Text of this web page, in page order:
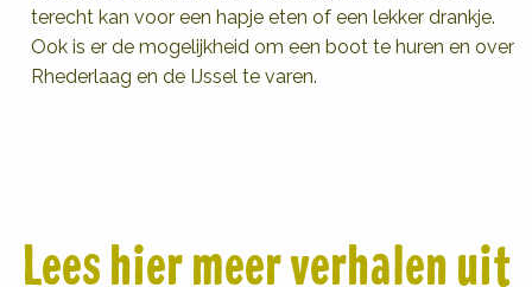
terecht kan voor een hapje eten of een lekker drankje.
Ook is er de mogelijkheid om een boot te huren en over
Rhederlaag en de IJssel te varen.
Lees hier meer verhalen uit